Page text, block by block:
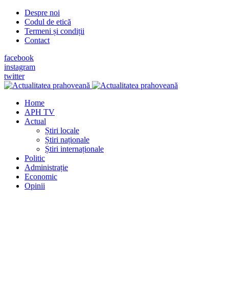
Despre noi
Codul de etică
Termeni și condiții
Contact
facebook
instagram
twitter
Home
APH TV
Actual
Știri locale
Știri naționale
Știri internaționale
Politic
Administrație
Economic
Opinii